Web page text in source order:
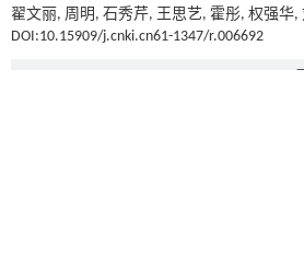
翟文丽, 周明, 石秀芹, 王思艺, 霍彤, 权强华
DOI:10.15909/j.cnki.cn61-1347/r.006692